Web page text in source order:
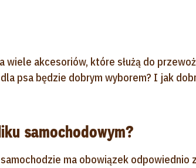
wiele akcesoriów, które służą do
psa będzie dobrym wyborem? I jak
samochodowym?
ma obowiązek odpowiednio